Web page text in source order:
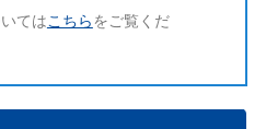
てはこちらをご覧くだ